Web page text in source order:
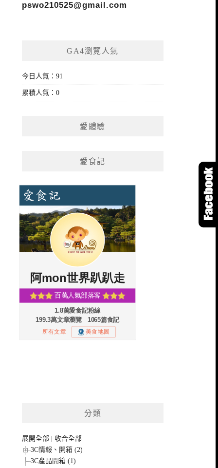
pswo210525@gmail.com
GA4瀏覽人氣
今日人氣：91
累積人氣：0
愛體驗
愛食記
分類
展開全部
收合全部
3C情報、開箱 (2)
3C產品開箱 (1)